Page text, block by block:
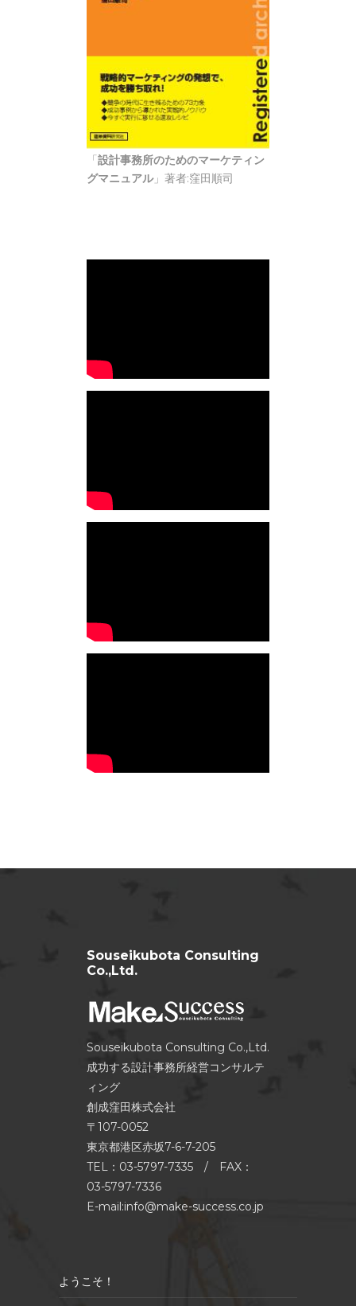
「設計事務所のためのマーケティン
グマニュアル」著者:窪田順司
Souseikubota Consulting
Co.,Ltd.
Souseikubota Consulting Co.,Ltd.
成功する設計事務所経営コンサルテ
ィング
創成窪田株式会社
〒107-0052
東京都港区赤坂7-6-7-205
TEL：03-5797-7335 / FAX：
03-5797-7336
E-mail:info@make-success.co.jp
ようこそ！